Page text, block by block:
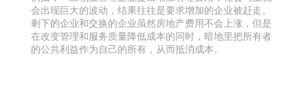
会出现巨大的波动，结果往往是要求增加的企业被赶走。
剩下的企业和交换的企业虽然房地产费用不会上涨，但是
在改变管理和服务质量降低成本的同时，暗地里把所有者
的公共利益作为自己的所有，从而抵消成本。